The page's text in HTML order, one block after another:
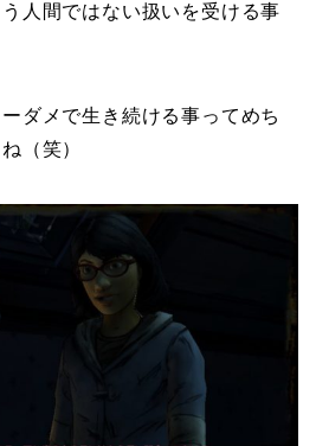
人間ではない扱いを受ける事
ダメで生き続ける事ってめち
（笑）